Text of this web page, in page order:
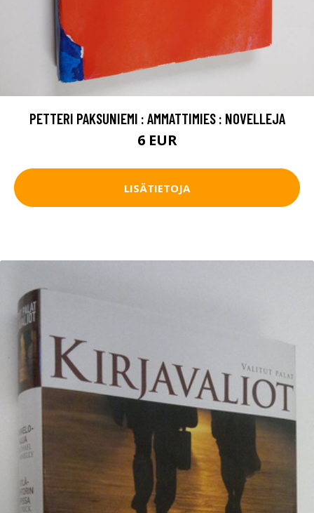
PETTERI PAKSUNIEMI : AMMATTIMIES : NOVELLEJA
6 EUR
LISÄTIETOJA